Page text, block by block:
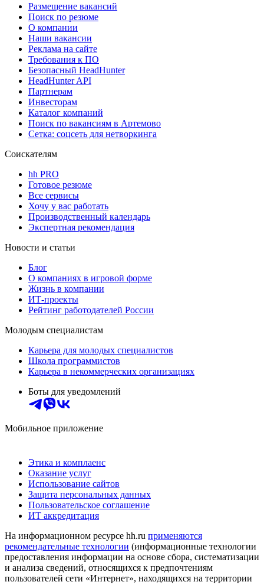
Размещение вакансий
Поиск по резюме
О компании
Наши вакансии
Реклама на сайте
Требования к ПО
Безопасный HeadHunter
HeadHunter API
Партнерам
Инвесторам
Каталог компаний
Поиск по вакансиям в Артемово
Сетка: соцсеть для нетворкинга
Соискателям
hh PRO
Готовое резюме
Все сервисы
Хочу у вас работать
Производственный календарь
Экспертная рекомендация
Новости и статьи
Блог
О компаниях в игровой форме
Жизнь в компании
ИТ-проекты
Рейтинг работодателей России
Молодым специалистам
Карьера для молодых специалистов
Школа программистов
Карьера в некоммерческих организациях
Боты для уведомлений
Мобильное приложение
Этика и комплаенс
Оказание услуг
Использование сайтов
Защита персональных данных
Пользовательское соглашение
ИТ аккредитация
На информационном ресурсе hh.ru применяются
рекомендательные технологии (информационные технологии
предоставления информации на основе сбора, систематизации
и анализа сведений, относящихся к предпочтениям
пользователей сети «Интернет», находящихся на территории